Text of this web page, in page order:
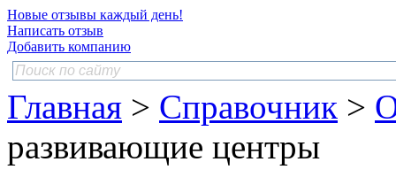
Новые отзывы каждый день!
Написать отзыв
Добавить компанию
Главная > Справочник >
развивающие центры